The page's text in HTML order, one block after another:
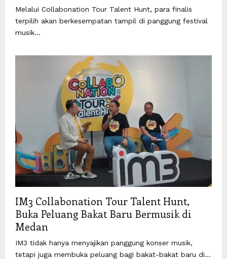
Melalui Collabonation Tour Talent Hunt, para finalis
terpilih akan berkesempatan tampil di panggung festival
musik...
IM3 Collabonation Tour Talent Hunt,
Buka Peluang Bakat Baru Bermusik di
Medan
IM3 tidak hanya menyajikan panggung konser musik,
tetapi juga membuka peluang bagi bakat-bakat baru di...